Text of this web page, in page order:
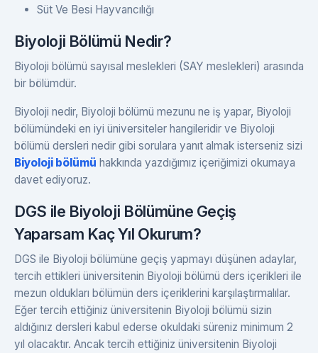
Süt Ve Besi Hayvancılığı
Biyoloji Bölümü Nedir?
Biyoloji bölümü sayısal meslekleri (SAY meslekleri) arasında
bir bölümdür.
Biyoloji nedir, Biyoloji bölümü mezunu ne iş yapar, Biyoloji
bölümündeki en iyi üniversiteler hangileridir ve Biyoloji
bölümü dersleri nedir gibi sorulara yanıt almak isterseniz sizi
Biyoloji bölümü hakkında yazdığımız içeriğimizi okumaya
davet ediyoruz.
DGS ile Biyoloji Bölümüne Geçiş
Yaparsam Kaç Yıl Okurum?
DGS ile Biyoloji bölümüne geçiş yapmayı düşünen adaylar,
tercih ettikleri üniversitenin Biyoloji bölümü ders içerikleri ile
mezun oldukları bölümün ders içeriklerini karşılaştırmalılar.
Eğer tercih ettiğiniz üniversitenin Biyoloji bölümü sizin
aldığınız dersleri kabul ederse okuldaki süreniz minimum 2
yıl olacaktır. Ancak tercih ettiğiniz üniversitenin Biyoloji